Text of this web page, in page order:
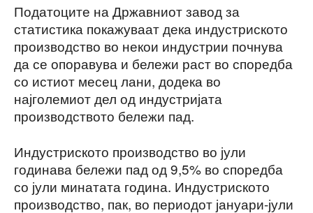
Податоците на Државниот завод за
статистика покажуваат дека индустриското
производство во некои индустрии почнува
да се опоравува и бележи раст во споредба
со истиот месец лани, додека во
најголемиот дел од индустријата
производството бележи пад.
Индустриското производство во јули
годинава бележи пад од 9,5% во споредба
со јули минатата година. Индустриското
производство, пак, во периодот јануари-јули